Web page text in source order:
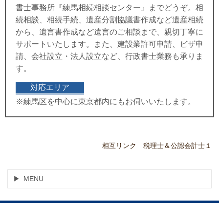
書士事務所『練馬相続相談センター』までどうぞ。相
続相談、相続手続、遺産分割協議書作成など遺産相続
から、遺言書作成など遺言のご相談まで、親切丁寧に
サポートいたします。また、建設業許可申請、ビザ申
請、会社設立・法人設立など、行政書士業務も承りま
す。
対応エリア
※練馬区を中心に東京都内にもお伺いいたします。
相互リンク 税理士＆公認会計士１
MENU